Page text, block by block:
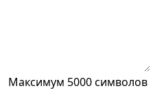
Максимум 5000 символов